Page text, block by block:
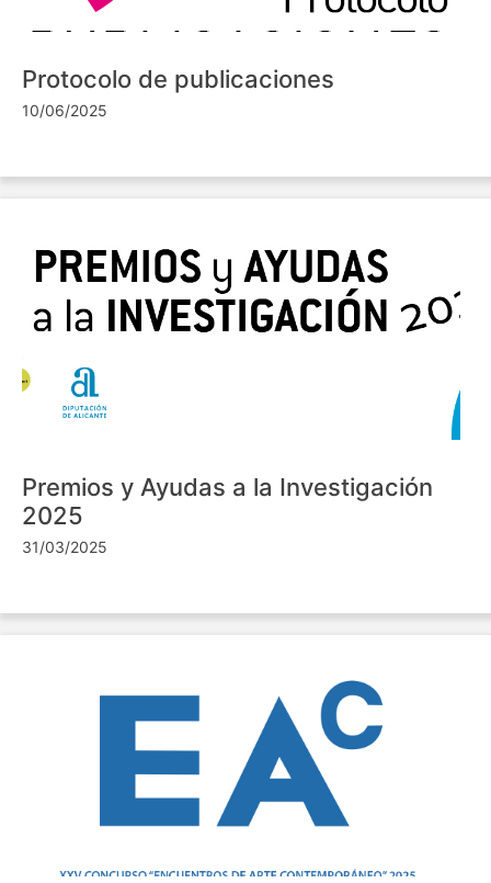
Protocolo de publicaciones
10/06/2025
Premios y Ayudas a la Investigación
2025
31/03/2025